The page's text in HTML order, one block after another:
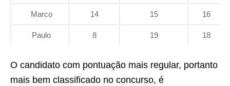
Marco 14 15 16
Paulo 8 19 18
O candidato com pontuação mais regular, portanto
mais bem classificado no concurso, é